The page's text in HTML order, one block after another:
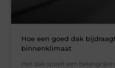
Hoe een goed dak
binnenklimaat
Het dak speelt een